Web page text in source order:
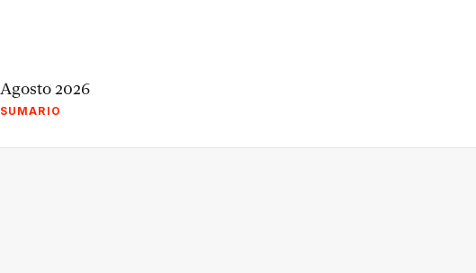
Agosto 2026
SUMARIO